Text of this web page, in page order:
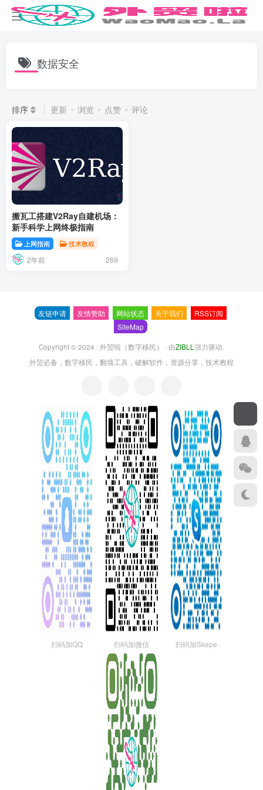
数据安全
排序 更新 浏览 点赞 评论
搬瓦工搭建V2Ray自建机场：
新手科学上网终极指南
上网指南 技术教程
2年前 269
友链申请 友情赞助 网站状态 关于我们
RSS订阅
SiteMap
Copyright © 2024 · 外贸啦（数字移民） · 由ZIBLL强力驱动.
外贸必备，数字移民，翻墙工具，破解软件，资源分享，技术教程
扫码加QQ 扫码加微信 扫码加Skepe